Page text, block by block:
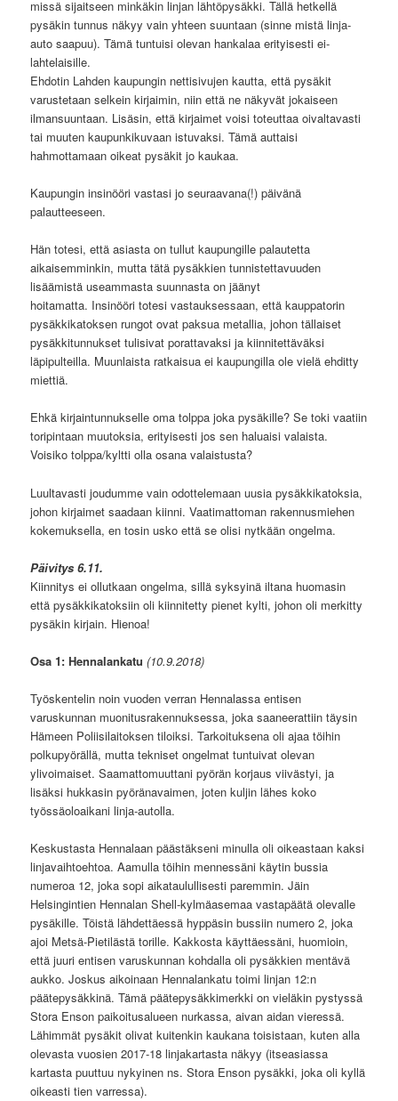
missä sijaitseen minkäkin linjan lähtöpysäkki. Tällä hetkellä
pysäkin tunnus näkyy vain yhteen suuntaan (sinne mistä linja-
auto saapuu). Tämä tuntuisi olevan hankalaa erityisesti ei-
lahtelaisille.
Ehdotin Lahden kaupungin nettisivujen kautta, että pysäkit
varustetaan selkein kirjaimin, niin että ne näkyvät jokaiseen
ilmansuuntaan. Lisäsin, että kirjaimet voisi toteuttaa oivaltavasti
tai muuten kaupunkikuvaan istuvaksi. Tämä auttaisi
hahmottamaan oikeat pysäkit jo kaukaa.
Kaupungin insinööri vastasi jo seuraavana(!) päivänä
palautteeseen.
Hän totesi, että asiasta on tullut kaupungille palautetta
aikaisemminkin, mutta tätä pysäkkien tunnistettavuuden
lisäämistä useammasta suunnasta on jäänyt
hoitamatta. Insinööri totesi vastauksessaan, että kauppatorin
pysäkkikatoksen rungot ovat paksua metallia, johon tällaiset
pysäkkitunnukset tulisivat porattavaksi ja kiinnitettäväksi
läpipulteilla. Muunlaista ratkaisua ei kaupungilla ole vielä ehditty
miettiä.
Ehkä kirjaintunnukselle oma tolppa joka pysäkille? Se toki vaatiin
toripintaan muutoksia, erityisesti jos sen haluaisi valaista.
Voisiko tolppa/kyltti olla osana valaistusta?
Luultavasti joudumme vain odottelemaan uusia pysäkkikatoksia,
johon kirjaimet saadaan kiinni. Vaatimattoman rakennusmiehen
kokemuksella, en tosin usko että se olisi nytkään ongelma.
Päivitys 6.11.
Kiinnitys ei ollutkaan ongelma, sillä syksyinä iltana huomasin
että pysäkkikatoksiin oli kiinnitetty pienet kylti, johon oli merkitty
pysäkin kirjain. Hienoa!
Osa 1: Hennalankatu(10.9.2018)
Työskentelin noin vuoden verran Hennalassa entisen
varuskunnan muonitusrakennuksessa, joka saaneerattiin täysin
Hämeen Poliisilaitoksen tiloiksi. Tarkoituksena oli ajaa töihin
polkupyörällä, mutta tekniset ongelmat tuntuivat olevan
ylivoimaiset. Saamattomuuttani pyörän korjaus viivästyi, ja
lisäksi hukkasin pyöränavaimen, joten kuljin lähes koko
työssäoloaikani linja-autolla.
Keskustasta Hennalaan päästäkseni minulla oli oikeastaan kaksi
linjavaihtoehtoa. Aamulla töihin mennessäni käytin bussia
numeroa 12, joka sopi aikataulullisesti paremmin. Jäin
Helsingintien Hennalan Shell-kylmäasemaa vastapäätä olevalle
pysäkille. Töistä lähdettäessä hyppäsin bussiin numero 2, joka
ajoi Metsä-Pietilästä torille. Kakkosta käyttäessäni, huomioin,
että juuri entisen varuskunnan kohdalla oli pysäkkien mentävä
aukko. Joskus aikoinaan Hennalankatu toimi linjan 12:n
päätepysäkkinä. Tämä päätepysäkkimerkki on vieläkin pystyssä
Stora Enson paikoitusalueen nurkassa, aivan aidan vieressä.
Lähimmät pysäkit olivat kuitenkin kaukana toisistaan, kuten alla
olevasta vuosien 2017-18 linjakartasta näkyy (itseasiassa
kartasta puuttuu nykyinen ns. Stora Enson pysäkki, joka oli kyllä
oikeasti tien varressa).